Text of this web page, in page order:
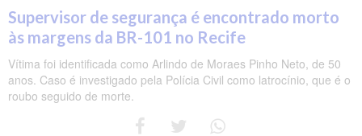
Supervisor de segurança é encontrado morto
às margens da BR-101 no Recife
Vítima foi identificada como Arlindo de Moraes Pinho Neto, de 50
anos. Caso é investigado pela Polícia Civil como latrocínio, que é o
roubo seguido de morte.